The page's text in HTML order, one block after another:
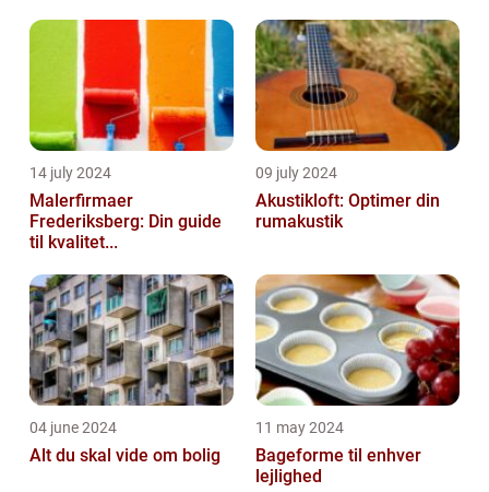
14 july 2024
Malerfirmaer
Frederiksberg: Din guide
til kvalitet...
09 july 2024
Akustikloft: Optimer din
rumakustik
04 june 2024
Alt du skal vide om bolig
11 may 2024
Bageforme til enhver
lejlighed